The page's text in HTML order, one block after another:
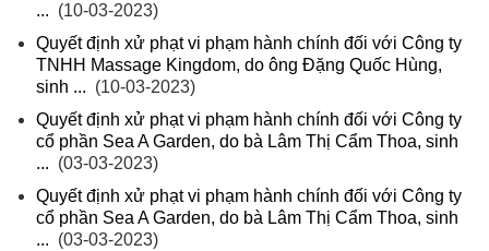
... (10-03-2023)
Quyết định xử phạt vi phạm hành chính đối với Công ty
TNHH Massage Kingdom, do ông Đặng Quốc Hùng,
sinh ... (10-03-2023)
Quyết định xử phạt vi phạm hành chính đối với Công ty
cổ phần Sea A Garden, do bà Lâm Thị Cẩm Thoa, sinh
... (03-03-2023)
Quyết định xử phạt vi phạm hành chính đối với Công ty
cổ phần Sea A Garden, do bà Lâm Thị Cẩm Thoa, sinh
... (03-03-2023)